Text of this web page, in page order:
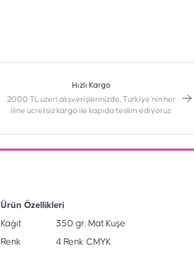
Hızlı Kargo
2000 TL üzeri alışverişlerinizde, Türkiye’nin her
iline ücretsiz kargo ile kapıda teslim ediyoruz.
Ürün Özellikleri
Kağıt
350 gr. Mat Kuşe
Renk
4 Renk CMYK